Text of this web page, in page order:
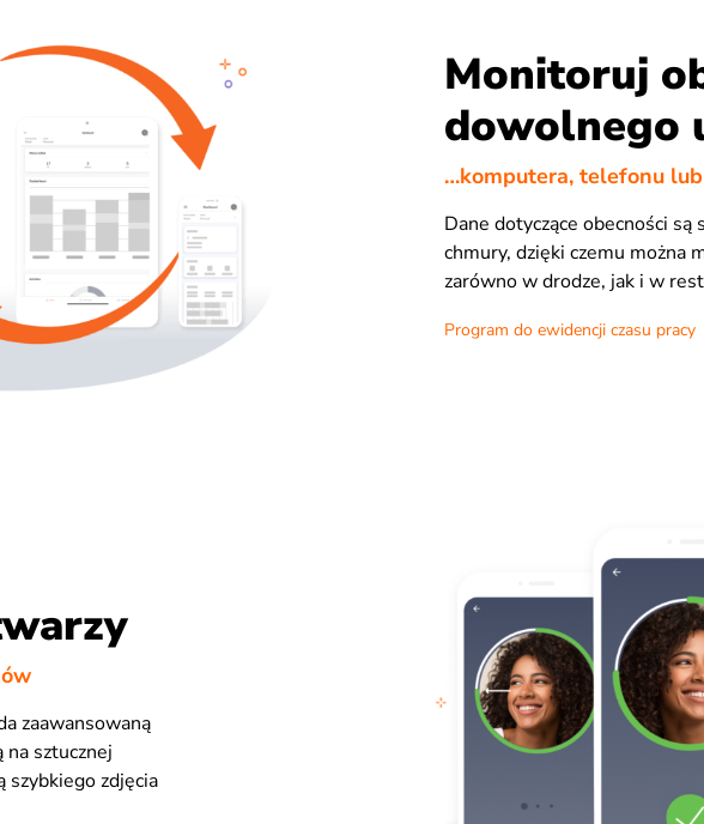
Monitoruj
dowolnego
…komputera, telefonu
Dane dotyczące obecności
chmury, dzięki czemu można
zarówno w drodze, jak i w
Program do ewidencji czasu pracy
zaawansowaną
sztucznej
szybkiego zdjęcia